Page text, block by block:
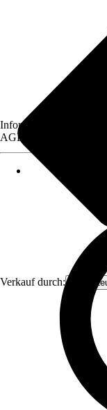
Verkauf durch: Orion
Informationen des
AGB, finden Sie bei